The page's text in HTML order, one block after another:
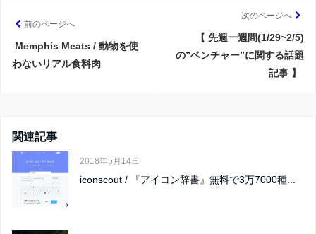
前のページへ
Memphis Meats / 動物を使
わないリアル食料肉
次のページへ
【 先週一週間(1/29~2/5)
の”ベンチャー”に関する話題
記事 】
関連記事
2018年5月14日
iconscout / 『アイコン辞書』無料で3万7000種...